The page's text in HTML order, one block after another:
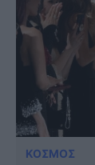
ΚΟΣΜΟΣ